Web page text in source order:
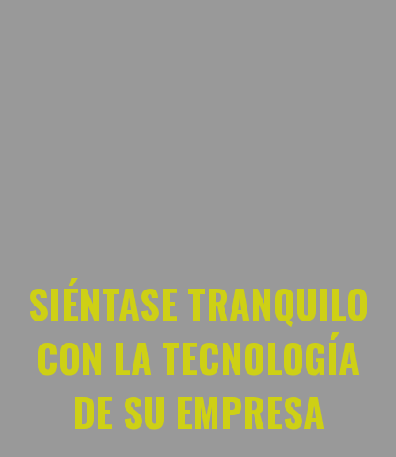
SIÉNTASE TRANQUILO
CON LA TECNOLOGÍA
DE SU EMPRESA